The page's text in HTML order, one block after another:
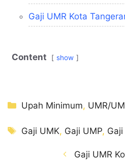
Gaji UMR Kota
Content show
Kategori
Upah Minimum, UMR/
Tag
Gaji UMK, Gaji UMP, Gaji
Gaji UMR